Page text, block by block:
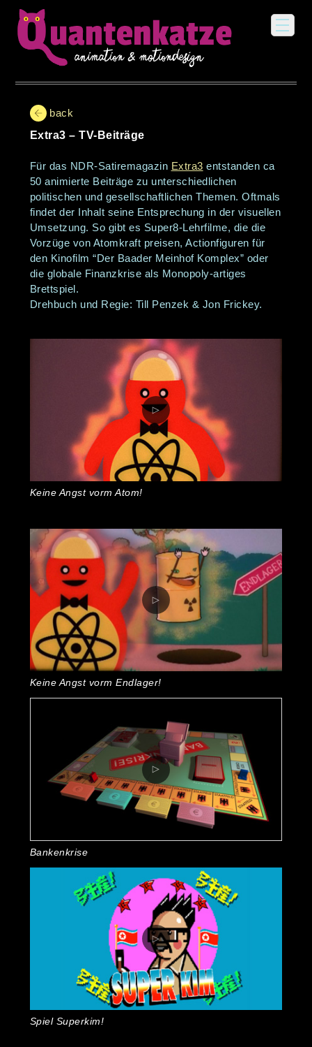
back
Extra3 – TV-Beiträge
Für das NDR-Satiremagazin Extra3 entstanden ca
50 animierte Beiträge zu unterschiedlichen
politischen und gesellschaftlichen Themen. Oftmals
findet der Inhalt seine Entsprechung in der visuellen
Umsetzung. So gibt es Super8-Lehrfilme, die die
Vorzüge von Atomkraft preisen, Actionfiguren für
den Kinofilm “Der Baader Meinhof Komplex” oder
die globale Finanzkrise als Monopoly-artiges
Brettspiel.
Drehbuch und Regie: Till Penzek & Jon Frickey.
Keine Angst vorm Atom!
Keine Angst vorm Endlager!
Bankenkrise
Spiel Superkim!